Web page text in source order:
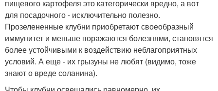
пищевого картофеля это категорически вредно, а вот
для посадочного - исключительно полезно.
Прозелененные клубни приобретают своеобразный
иммунитет и меньше поражаются болезнями, становятся
более устойчивыми к воздействию неблагоприятных
условий. А еще - их грызуны не любят (видимо, тоже
знают о вреде соланина).